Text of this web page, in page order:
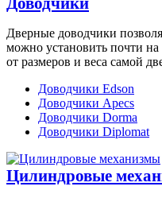
Дверные доводчики
можно установить почти
от размеров и веса самой
Доводчики Edson
Доводчики Apecs
Доводчики Dorma
Доводчики Diplomat
Цилиндровые